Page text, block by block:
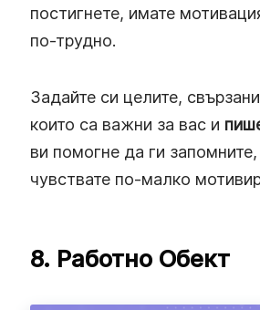
постигнете, имате
по-трудно.
Задайте си целите,
които са важни за вас и
ви помогне да ги запомните,
чувствате по-малко
8. Работно Обект